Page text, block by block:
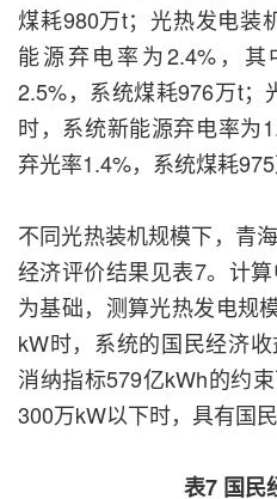
煤耗980万t；光热发电装
能源弃电率为2.4%，
2.5%，系统煤耗976万t；
时，系统新能源弃电率为
弃光率1.4%，系统煤耗975
不同光热装机规模下，青
经济评价结果见表7。计
为基础，测算光热发电规
kW时，系统的国民经济
消纳指标579亿kWh的约
300万kW以下时，具有国民
表7 国民